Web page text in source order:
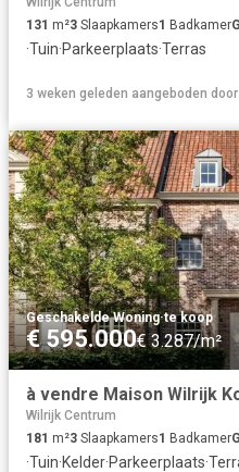
131 m²3 Slaapkamers1 Badkamer
·Tuin·Parkeerplaats·Terras
3 weken geleden aangeboden door
Geschakelde Woning·te koop
€ 595.000€ 3.287/m²
à vendre Maison Wilrijk
Wilrijk Centrum
181 m²3 Slaapkamers1 Badkamer
·Tuin·Kelder·Parkeerplaats·